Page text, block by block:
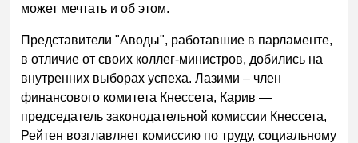
может мечтать и об этом.
Представители "Аводы", работавшие в парламенте,
в отличие от своих коллег-министров, добились на
внутренних выборах успеха. Лазими – член
финансового комитета Кнессета, Карив —
председатель законодательной комиссии Кнессета,
Рейтен возглавляет комиссию по труду, социальному